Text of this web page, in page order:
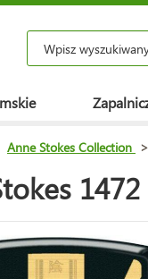
Anne Stokes Collection >
1472